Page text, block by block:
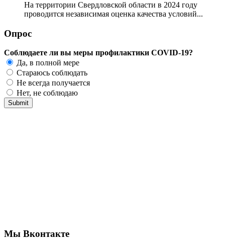
На территории Свердловской области в 2024 году
проводится независимая оценка качества условий...
Опрос
Соблюдаете ли вы меры профилактики COVID-19?
Да, в полной мере
Стараюсь соблюдать
Не всегда получается
Нет, не соблюдаю
Мы Вконтакте